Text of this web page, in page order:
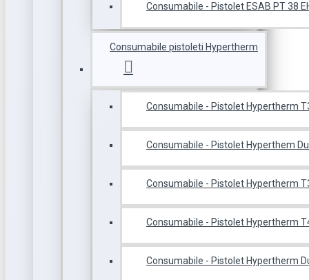
Consumabile - Pistolet ESAB PT 38
Consumabile pistoleti Hypertherm
Consumabile - Pistolet Hypertherm
Consumabile - Pistolet Hyperthem
Consumabile - Pistolet Hypertherm
Consumabile - Pistolet Hypertherm
Consumabile - Pistolet Hypertherm